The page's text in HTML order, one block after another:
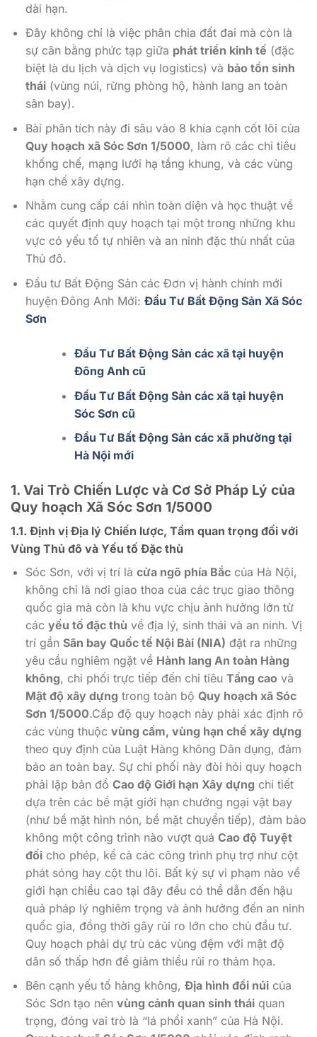
dài hạn.
Đây không chỉ là việc phân chia đất đai mà còn là
sự cân bằng phức tạp giữa phát triển kinh tế (đặc
biệt là du lịch và dịch vụ logistics) và bảo tồn sinh
thái(vùng núi, rừng phòng hộ, hành lang an toàn
sân bay).
Bài phân tích này đi sâu vào 8 khía cạnh cốt lõi của
Quy hoạch xã Sóc Sơn 1/5000, làm rõ các chỉ tiêu
khống chế, mạng lưới hạ tầng khung, và các vùng
hạn chế xây dựng.
Nhằm cung cấp cái nhìn toàn diện và học thuật về
các quyết định quy hoạch tại một trong những khu
vực có yếu tố tự nhiên và an ninh đặc thù nhất của
Thủ đô.
Đầu tư Bất Động Sản các Đơn vị hành chính mới
huyện Đông Anh Mới: Đầu Tư Bất Động Sản Xã Sóc
Sơn
Đầu Tư Bất Động Sản các xã tại huyện
Đông Anh cũ
Đầu Tư Bất Động Sản các xã tại huyện
Sóc Sơn cũ
Đầu Tư Bất Động Sản các xã phường tại
Hà Nội mới
1. Vai Trò Chiến Lược và Cơ Sở Pháp Lý của
Quy hoạch Xã Sóc Sơn 1/5000
1.1. Định vị Địa lý Chiến lược, Tầm quan trọng đối với
Vùng Thủ đô và Yếu tố Đặc thù
Sóc Sơn, với vị trí là cửa ngõ phía Bắccủa Hà Nội,
không chỉ là nơi giao thoa của các trục giao thông
quốc gia mà còn là khu vực chịu ảnh hưởng lớn từ
các yếu tố đặc thù về địa lý, sinh thái và an ninh. Vị
trí gần Sân bay Quốc tế Nội Bài (NIA) đặt ra những
yêu cầu nghiêm ngặt về Hành lang An toàn Hàng
không, chi phối trực tiếp đến chỉ tiêu Tầng cao và
Mật độ xây dựng trong toàn bộ Quy hoạch xã Sóc
Sơn 1/5000.Cấp độ quy hoạch này phải xác định rõ
các vùng thuộc vùng cấm, vùng hạn chế xây dựng
theo quy định của Luật Hàng không Dân dụng, đảm
bảo an toàn bay. Sự chi phối này đòi hỏi quy hoạch
phải lập bản đồ Cao độ Giới hạn Xây dựng chi tiết
dựa trên các bề mặt giới hạn chướng ngại vật bay
(như bề mặt hình nón, bề mặt chuyển tiếp), đảm bảo
không một công trình nào vượt quá Cao độ Tuyệt
đốicho phép, kể cả các công trình phụ trợ như cột
phát sóng hay cột thu lôi. Bất kỳ sự vi phạm nào về
giới hạn chiều cao tại đây đều có thể dẫn đến hậu
quả pháp lý nghiêm trọng và ảnh hưởng đến an ninh
quốc gia, đồng thời gây rủi ro lớn cho chủ đầu tư.
Quy hoạch phải dự trù các vùng đệm với mật độ
dân số thấp hơn để giảm thiểu rủi ro thảm họa.
Bên cạnh yếu tố hàng không, Địa hình đồi núicủa
Sóc Sơn tạo nên vùng cảnh quan sinh tháiquan
trọng, đóng vai trò là “lá phổi xanh” của Hà Nội.